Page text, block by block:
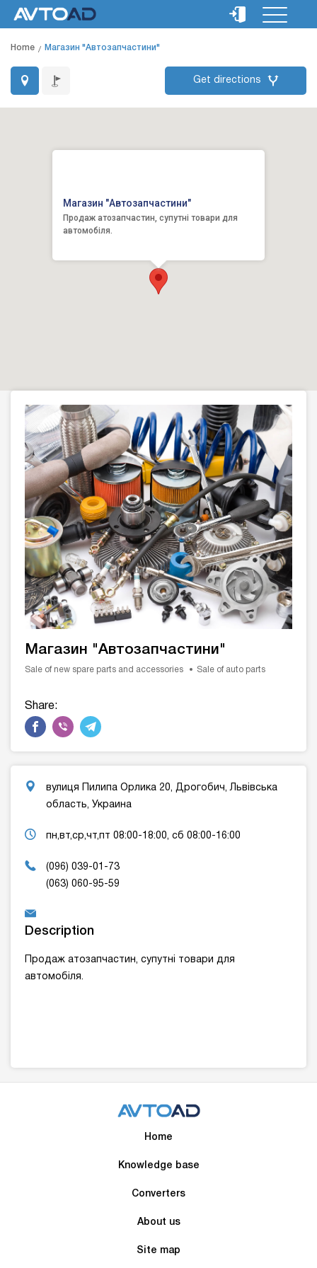
Home Магазин "Автозапчастини"
Get directions
Магазин "Автозапчастини"
Продаж атозапчастин, супутні товари для
автомобіля.
Магазин "Автозапчастини"
Sale of new spare parts and accessories Sale of auto parts
Share:
вулиця Пилипа Орлика 20, Дрогобич, Львівська
область, Украина
пн,вт,ср,чт,пт 08:00-18:00, сб 08:00-16:00
(096) 039-01-73
(063) 060-95-59
Description
Продаж атозапчастин, супутні товари для
автомобіля.
Home
Knowledge base
Converters
About us
Site map